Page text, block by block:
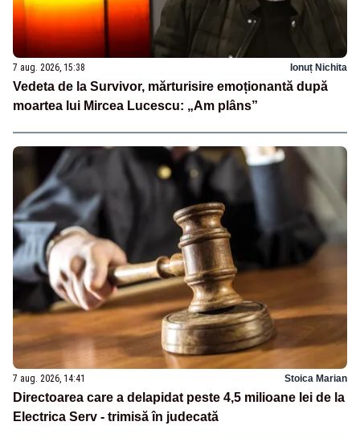
7 aug. 2026, 15:38 Ionuț Nichita
Vedeta de la Survivor, mărturisire emoționantă după
moartea lui Mircea Lucescu: „Am plâns”
7 aug. 2026, 14:41 Stoica Marian
Directoarea care a delapidat peste 4,5 milioane lei de la
Electrica Serv - trimisă în judecată